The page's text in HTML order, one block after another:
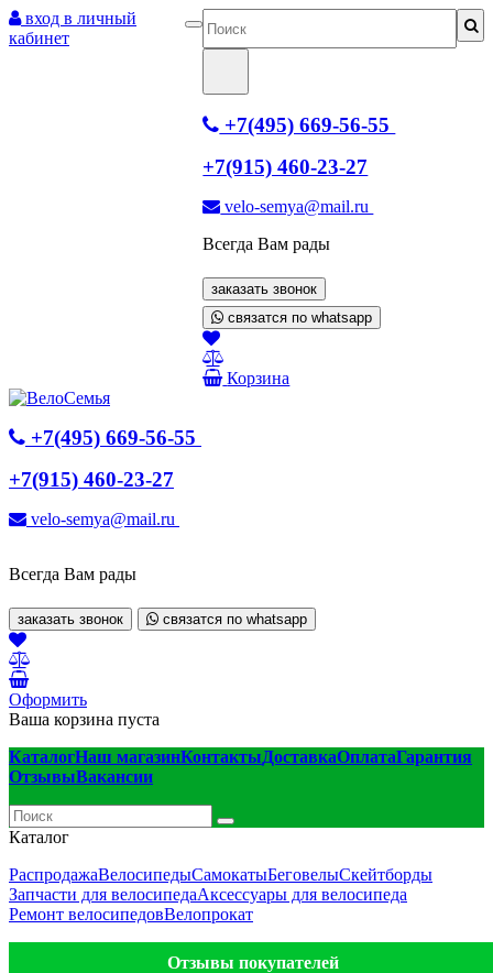
вход в личный
кабинет
+7(495) 669-56-55
+7(915) 460-23-27
velo-semya@mail.ru
Всегда Вам рады
заказать звонок
связатся по whatsapp
Корзина
+7(495) 669-56-55
+7(915) 460-23-27
velo-semya@mail.ru
Всегда Вам рады
заказать звонок связатся по whatsapp
Оформить
Ваша корзина пуста
КаталогНаш магазинКонтактыДоставкаОплатаГарантия
ОтзывыВакансии
Каталог
РаспродажаВелосипедыСамокатыБеговелыСкейтборды
Запчасти для велосипедаАксессуары для велосипеда
Ремонт велосипедовВелопрокат
Отзывы покупателей